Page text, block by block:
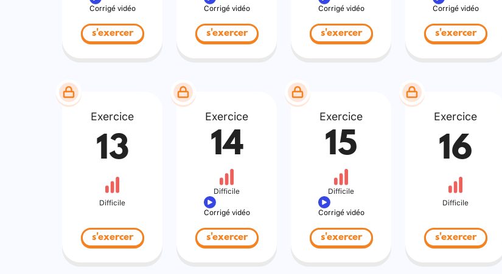
Corrigé vidéo
s'exercer
Corrigé vidéo
s'exercer
Corrigé vidéo
s'exercer
Corrigé vidéo
s'exercer
Exercice
13
Difficile
s'exercer
Exercice
14
Difficile
Corrigé vidéo
s'exercer
Exercice
15
Difficile
Corrigé vidéo
s'exercer
Exercice
16
Difficile
s'exercer